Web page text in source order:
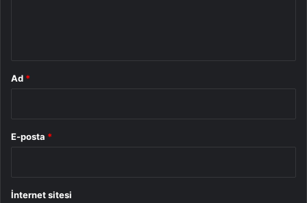
Ad *
E-posta *
İnternet sitesi